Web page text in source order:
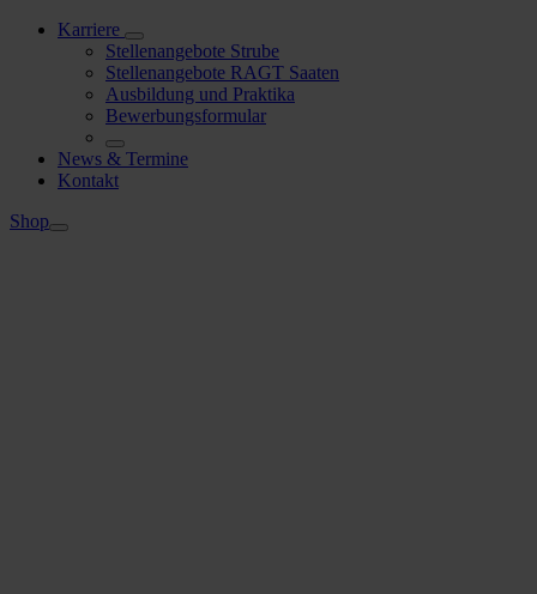
Karriere
Stellenangebote Strube
Stellenangebote RAGT Saaten
Ausbildung und Praktika
Bewerbungsformular
News & Termine
Kontakt
Shop